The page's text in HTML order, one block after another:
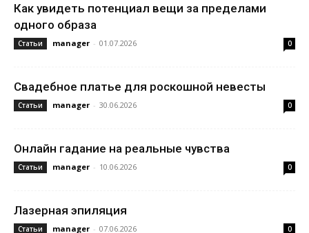
Как увидеть потенциал вещи за пределами
одного образа
Статьи manager - 01.07.2026 0
Свадебное платье для роскошной невесты
Статьи manager - 30.06.2026 0
Онлайн гадание на реальные чувства
Статьи manager - 10.06.2026 0
Лазерная эпиляция
Статьи manager - 07.06.2026 0